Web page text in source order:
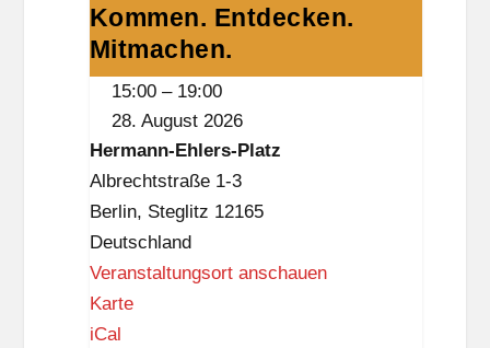
n
k
w
i
t
z
der
Initiativen
-
Entdecken.
Kommen. Entdecken.
Mitmachen.
15:00 – 19:00
28. August 2026
Hermann-Ehlers-Platz
Albrechtstraße 1-3
Berlin, Steglitz 12165
Deutschland
Veranstaltungsort anschauen
KarteH
iCal